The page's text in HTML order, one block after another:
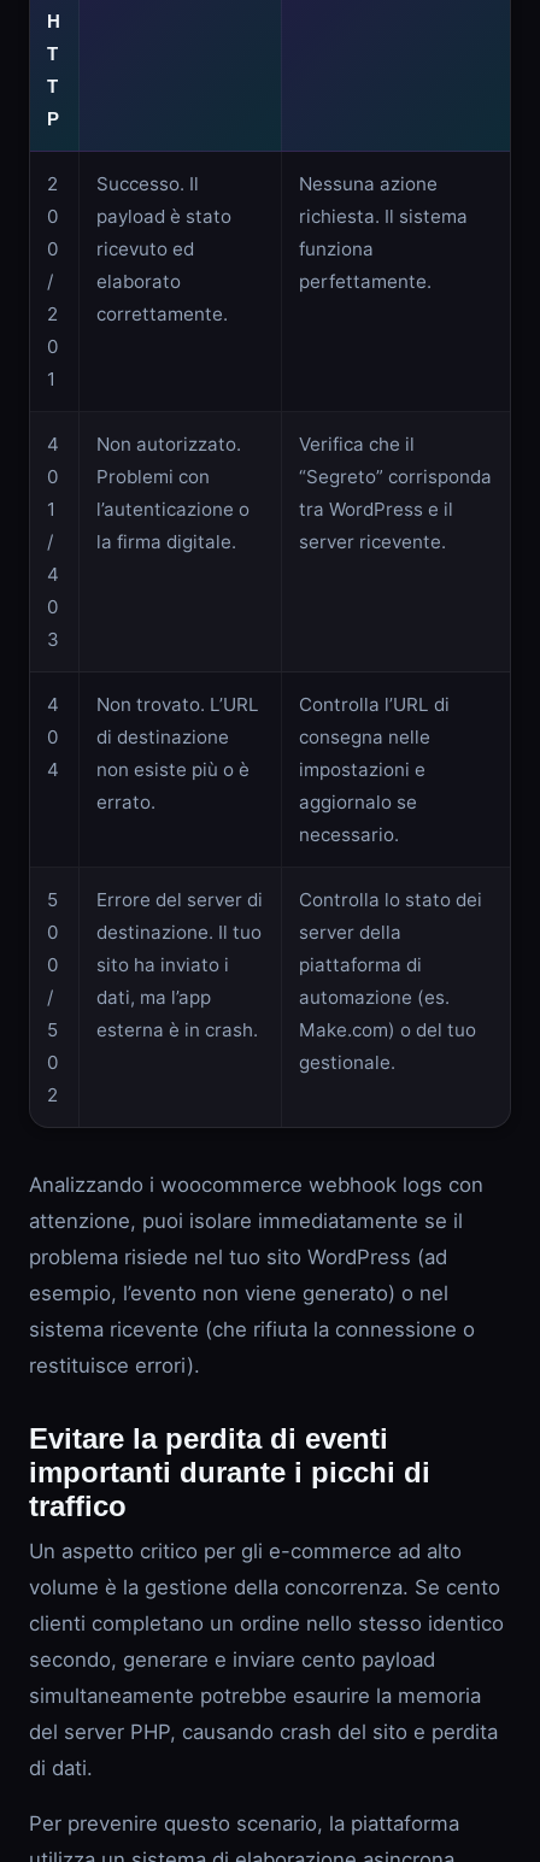
H
T
T
P
2
0
0
/
2
0
1
Successo. Il
payload è stato
ricevuto ed
elaborato
correttamente.
Nessuna azione
richiesta. Il sistema
funziona
perfettamente.
4
0
1
/
4
0
3
Non autorizzato.
Problemi con
l’autenticazione o
la firma digitale.
Verifica che il
“Segreto” corrisponda
tra WordPress e il
server ricevente.
4
0
4
Non trovato. L’URL
di destinazione
non esiste più o è
errato.
Controlla l’URL di
consegna nelle
impostazioni e
aggiornalo se
necessario.
5
0
0
/
5
0
2
Errore del server di
destinazione. Il tuo
sito ha inviato i
dati, ma l’app
esterna è in crash.
Controlla lo stato dei
server della
piattaforma di
automazione (es.
Make.com) o del tuo
gestionale.
Analizzando i woocommerce webhook logs con
attenzione, puoi isolare immediatamente se il
problema risiede nel tuo sito WordPress (ad
esempio, l’evento non viene generato) o nel
sistema ricevente (che rifiuta la connessione o
restituisce errori).
Evitare la perdita di eventi
importanti durante i picchi di
traffico
Un aspetto critico per gli e-commerce ad alto
volume è la gestione della concorrenza. Se cento
clienti completano un ordine nello stesso identico
secondo, generare e inviare cento payload
simultaneamente potrebbe esaurire la memoria
del server PHP, causando crash del sito e perdita
di dati.
Per prevenire questo scenario, la piattaforma